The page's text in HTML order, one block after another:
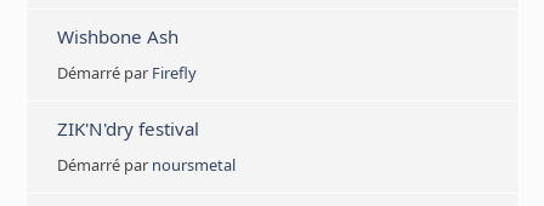
Wishbone Ash
Démarré par Firefly
ZIK'N'dry festival
Démarré par noursmetal